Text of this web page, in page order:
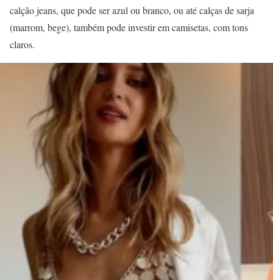
calção jeans, que pode ser azul ou branco, ou até calças de sarja
(marrom, bege), também pode investir em camisetas, com tons
claros.